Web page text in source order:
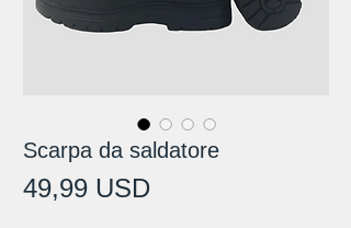
Scarpa da saldatore
49,99 USDPrezzo